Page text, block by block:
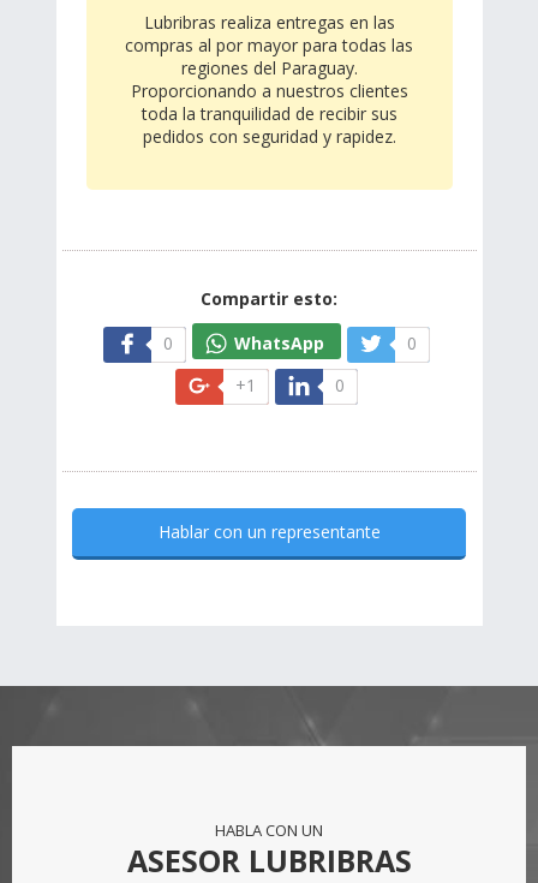
Lubribras realiza entregas en las
compras al por mayor para todas las
regiones del Paraguay.
Proporcionando a nuestros clientes
toda la tranquilidad de recibir sus
pedidos con seguridad y rapidez.
Compartir esto:
0
WhatsApp
0
+1
0
Hablar con un representante
HABLA CON UN
ASESOR LUBRIBRAS